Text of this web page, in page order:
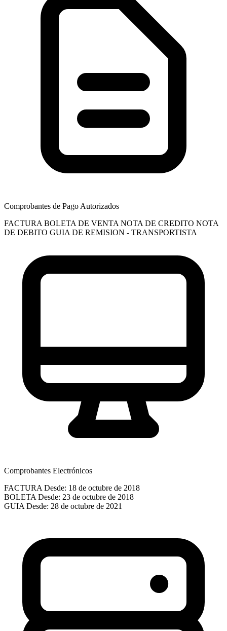
Comprobantes de Pago Autorizados
FACTURA BOLETA DE VENTA NOTA DE CREDITO NOTA
DE DEBITO GUIA DE REMISION - TRANSPORTISTA
Comprobantes Electrónicos
FACTURA Desde: 18 de octubre de 2018
BOLETA Desde: 23 de octubre de 2018
GUIA Desde: 28 de octubre de 2021